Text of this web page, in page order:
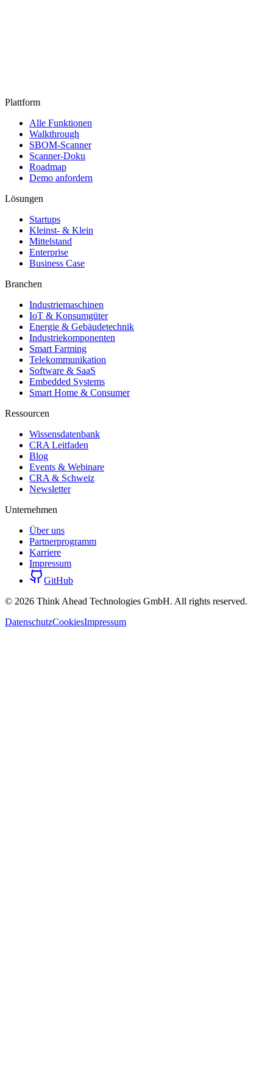
Plattform
Alle Funktionen
Walkthrough
SBOM-Scanner
Scanner-Doku
Roadmap
Demo anfordern
Lösungen
Startups
Kleinst- & Klein
Mittelstand
Enterprise
Business Case
Branchen
Industriemaschinen
IoT & Konsumgüter
Energie & Gebäudetechnik
Industriekomponenten
Smart Farming
Telekommunikation
Software & SaaS
Embedded Systems
Smart Home & Consumer
Ressourcen
Wissensdatenbank
CRA Leitfaden
Blog
Events & Webinare
CRA & Schweiz
Newsletter
Unternehmen
Über uns
Partnerprogramm
Karriere
Impressum
GitHub
© 2026 Think Ahead Technologies GmbH. All rights reserved.
DatenschutzCookiesImpressum